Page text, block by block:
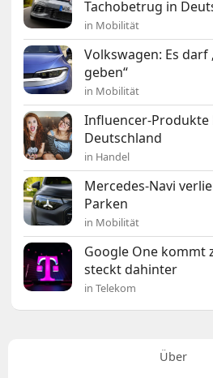
Tachobetrug in
in Mobilität
Volkswagen: Es
geben“
in Mobilität
Influencer-Produkte
Deutschland
in Handel
Mercedes-Navi
Parken
in Mobilität
Google One kommt
steckt dahinter
in Telekom
Über